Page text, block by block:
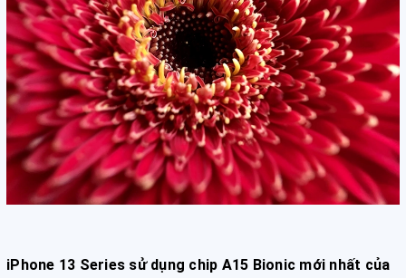
iPhone 13 Series sử dụng chip A15 Bionic mới nhất của